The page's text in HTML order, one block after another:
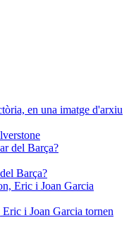
Barça?
i Joan Garcia tornen